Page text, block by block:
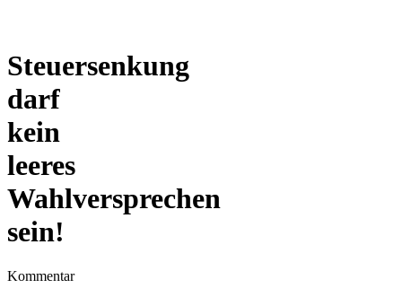
Steuersenkung
darf
kein
leeres
Wahlversprechen
sein!
Kommentar